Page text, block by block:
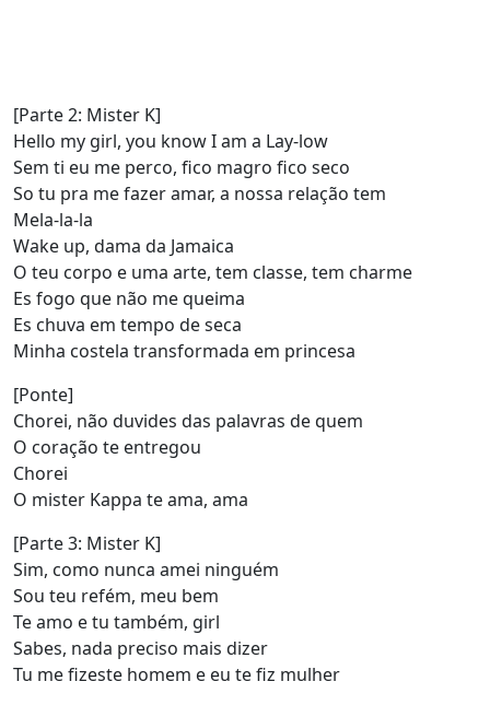
[Parte 2: Mister K]
Hello my girl, you know I am a Lay-low
Sem ti eu me perco, fico magro fico seco
So tu pra me fazer amar, a nossa relação tem
Mela-la-la
Wake up, dama da Jamaica
O teu corpo e uma arte, tem classe, tem charme
Es fogo que não me queima
Es chuva em tempo de seca
Minha costela transformada em princesa
[Ponte]
Chorei, não duvides das palavras de quem
O coração te entregou
Chorei
O mister Kappa te ama, ama
[Parte 3: Mister K]
Sim, como nunca amei ninguém
Sou teu refém, meu bem
Te amo e tu também, girl
Sabes, nada preciso mais dizer
Tu me fizeste homem e eu te fiz mulher